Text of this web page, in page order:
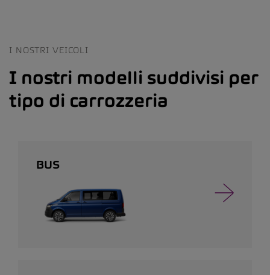
I NOSTRI VEICOLI
I nostri modelli suddivisi per
tipo di carrozzeria
BUS